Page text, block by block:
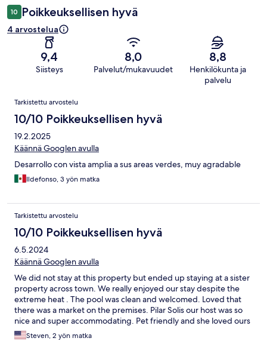
10 Poikkeuksellisen hyvä
4 arvostelua
9,4
Siisteys
8,0
Palvelut/mukavuudet
8,8
Henkilökunta ja
palvelu
Arvostelut
Tarkistettu arvostelu
10/10 Poikkeuksellisen hyvä
19.2.2025
Käännä Googlen avulla
Desarrollo con vista amplia a sus areas verdes, muy agradable
Ildefonso, 3 yön matka
Tarkistettu arvostelu
10/10 Poikkeuksellisen hyvä
6.5.2024
Käännä Googlen avulla
We did not stay at this property but ended up staying at a sister
property across town. We really enjoyed our stay despite the
extreme heat . The pool was clean and welcomed. Loved that
there was a market on the premises. Pilar Solis our host was so
nice and super accommodating. Pet friendly and she loved ours
as her own.
Steven, 2 yön matka